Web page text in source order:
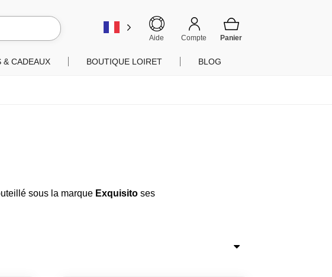
Aide Compte
Rechercher
& CADEAUX BOUTIQUE LOIRET BLOG
sous la marque Exquisito ses